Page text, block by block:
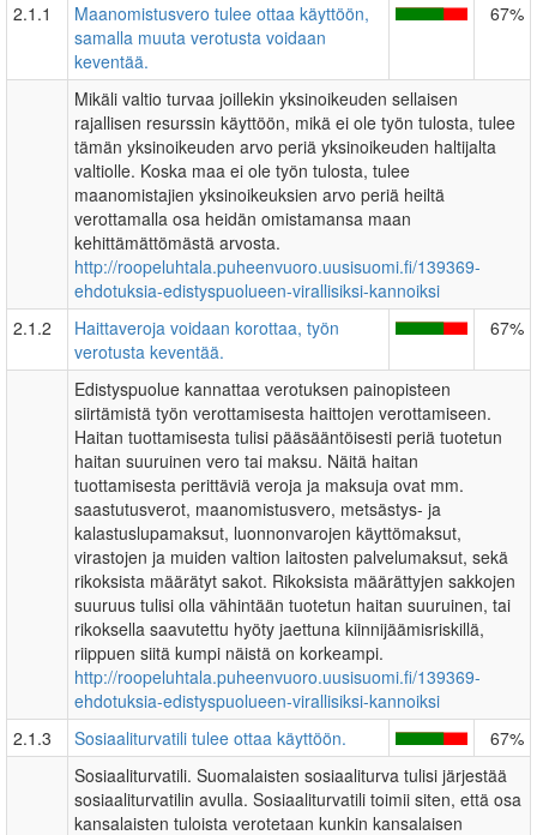
2.1.1
Maanomistusvero tulee ottaa käyttöön,
samalla muuta verotusta voidaan
keventää.
67%
Mikäli valtio turvaa joillekin yksinoikeuden sellaisen
rajallisen resurssin käyttöön, mikä ei ole työn tulosta, tulee
tämän yksinoikeuden arvo periä yksinoikeuden haltijalta
valtiolle. Koska maa ei ole työn tulosta, tulee
maanomistajien yksinoikeuksien arvo periä heiltä
verottamalla osa heidän omistamansa maan
kehittämättömästä arvosta.
http://roopeluhtala.puheenvuoro.uusisuomi.fi/139369-
ehdotuksia-edistyspuolueen-virallisiksi-kannoiksi
2.1.2
Haittaveroja voidaan korottaa, työn
verotusta keventää.
67%
Edistyspuolue kannattaa verotuksen painopisteen
siirtämistä työn verottamisesta haittojen verottamiseen.
Haitan tuottamisesta tulisi pääsääntöisesti periä tuotetun
haitan suuruinen vero tai maksu. Näitä haitan
tuottamisesta perittäviä veroja ja maksuja ovat mm.
saastutusverot, maanomistusvero, metsästys- ja
kalastuslupamaksut, luonnonvarojen käyttömaksut,
virastojen ja muiden valtion laitosten palvelumaksut, sekä
rikoksista määrätyt sakot. Rikoksista määrättyjen sakkojen
suuruus tulisi olla vähintään tuotetun haitan suuruinen, tai
rikoksella saavutettu hyöty jaettuna kiinnijäämisriskillä,
riippuen siitä kumpi näistä on korkeampi.
http://roopeluhtala.puheenvuoro.uusisuomi.fi/139369-
ehdotuksia-edistyspuolueen-virallisiksi-kannoiksi
2.1.3
Sosiaaliturvatili tulee ottaa käyttöön.
67%
Sosiaaliturvatili. Suomalaisten sosiaaliturva tulisi järjestää
sosiaaliturvatilin avulla. Sosiaaliturvatili toimii siten, että osa
kansalaisten tuloista verotetaan kunkin kansalaisen